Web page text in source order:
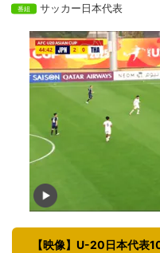
サッカー日本代表
【映像】U-20日本代表